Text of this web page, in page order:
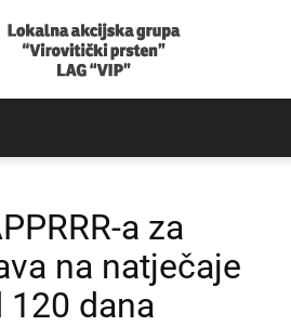
Virovitičkia za
na natječaje
120 dana